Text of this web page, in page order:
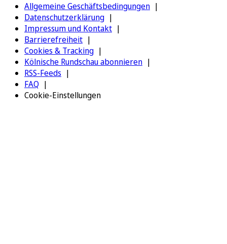
Allgemeine Geschäftsbedingungen
Datenschutzerklärung
Impressum und Kontakt
Barrierefreiheit
Cookies & Tracking
Kölnische Rundschau abonnieren
RSS-Feeds
FAQ
Cookie-Einstellungen